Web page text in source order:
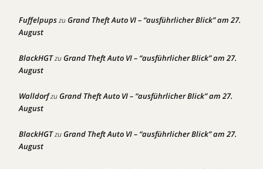
FuffelpupszuGrand Theft Auto VI – “ausführlicher Blick” am 27.
August
BlackHGTzuGrand Theft Auto VI – “ausführlicher Blick” am 27.
August
WalldorfzuGrand Theft Auto VI – “ausführlicher Blick” am 27.
August
BlackHGTzuGrand Theft Auto VI – “ausführlicher Blick” am 27.
August